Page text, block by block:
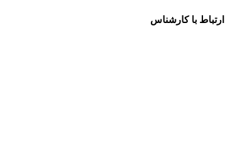
ارتباط با کارشناس